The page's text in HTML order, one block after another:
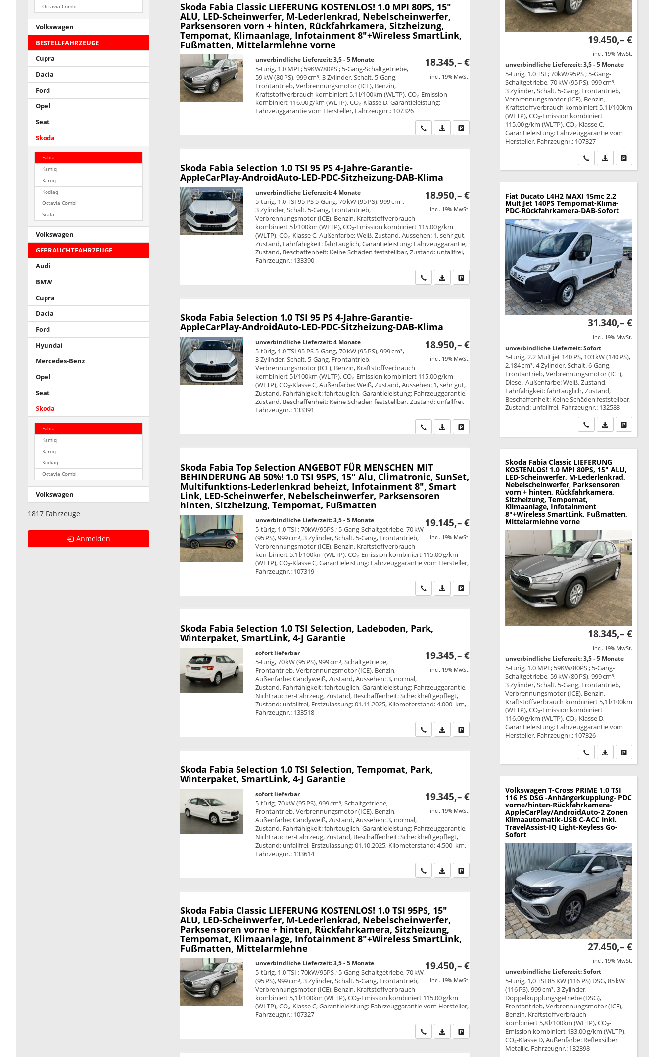
Skoda Fabia Classic LIEFERUNG KOSTENLOS! 1.0 MPI 80PS, 15"
ALU, LED-Scheinwerfer, M-Lederlenkrad, Nebelscheinwerfer,
Parksensoren vorn + hinten, Rückfahrkamera, Sitzheizung,
Tempomat, Klimaanlage, Infotainment 8"+Wireless SmartLink,
Fußmatten, Mittelarmlehne vorne
18.345,– €
incl. 19% MwSt.
unverbindliche Lieferzeit: 3,5 - 5 Monate
5-türig, 1.0 MPI ; 59KW/80PS ; 5-Gang-Schaltgetriebe,
59 kW (80 PS), 999 cm³, 3 Zylinder, Schalt. 5-Gang,
Frontantrieb, Verbrennungsmotor (ICE), Benzin,
Kraftstoffverbrauch kombiniert 5,1 l/100km (WLTP), CO₂-Emission
kombiniert 116.00 g/km (WLTP), CO₂-Klasse D, Garantieleistung:
Fahrzeuggarantie vom Hersteller, Fahrzeugnr.: 107326
Wir rufen Sie anPDF-Datei, Fahrzeugexposé drucken
Drucken, parken oder vergleichen
Skoda Fabia Selection 1.0 TSI 95 PS 4-Jahre-Garantie-
AppleCarPlay-AndroidAuto-LED-PDC-Sitzheizung-DAB-Klima
18.950,– €
incl. 19% MwSt.
unverbindliche Lieferzeit:4 Monate
5-türig, 1.0 TSI 95 PS 5-Gang, 70 kW (95 PS), 999 cm³,
3 Zylinder, Schalt. 5-Gang, Frontantrieb,
Verbrennungsmotor (ICE), Benzin, Kraftstoffverbrauch
kombiniert 5 l/100km (WLTP), CO₂-Emission kombiniert 115.00 g/km
(WLTP), CO₂-Klasse C, Außenfarbe: Weiß, Zustand, Aussehen: 1, sehr gut,
Zustand, Fahrfähigkeit: fahrtauglich, Garantieleistung: Fahrzeuggarantie,
Zustand, Beschaffenheit: Keine Schäden feststellbar, Zustand: unfallfrei,
Fahrzeugnr.: 133390
Wir rufen Sie anPDF-Datei, Fahrzeugexposé drucken
Drucken, parken oder vergleichen
Skoda Fabia Selection 1.0 TSI 95 PS 4-Jahre-Garantie-
AppleCarPlay-AndroidAuto-LED-PDC-Sitzheizung-DAB-Klima
18.950,– €
incl. 19% MwSt.
unverbindliche Lieferzeit:4 Monate
5-türig, 1.0 TSI 95 PS 5-Gang, 70 kW (95 PS), 999 cm³,
3 Zylinder, Schalt. 5-Gang, Frontantrieb,
Verbrennungsmotor (ICE), Benzin, Kraftstoffverbrauch
kombiniert 5 l/100km (WLTP), CO₂-Emission kombiniert 115.00 g/km
(WLTP), CO₂-Klasse C, Außenfarbe: Weiß, Zustand, Aussehen: 1, sehr gut,
Zustand, Fahrfähigkeit: fahrtauglich, Garantieleistung: Fahrzeuggarantie,
Zustand, Beschaffenheit: Keine Schäden feststellbar, Zustand: unfallfrei,
Fahrzeugnr.: 133391
Wir rufen Sie anPDF-Datei, Fahrzeugexposé drucken
Skoda Fabia Top Selection ANGEBOT FÜR MENSCHEN MIT
BEHINDERUNG AB 50%! 1.0 TSI 95PS, 15" Alu, Climatronic, SunSet,
Multifunktions-Lederlenkrad beheizt, Infotainment 8", Smart
Link, LED-Scheinwerfer, Nebelscheinwerfer, Parksensoren
hinten, Sitzheizung, Tempomat, Fußmatten
19.145,– €
incl. 19% MwSt.
unverbindliche Lieferzeit: 3,5 - 5 Monate
5-türig, 1.0 TSI ; 70kW/95PS ; 5-Gang-Schaltgetriebe, 70 kW
(95 PS), 999 cm³, 3 Zylinder, Schalt. 5-Gang, Frontantrieb,
Verbrennungsmotor (ICE), Benzin, Kraftstoffverbrauch
kombiniert 5,1 l/100km (WLTP), CO₂-Emission kombiniert 115.00 g/km
(WLTP), CO₂-Klasse C, Garantieleistung: Fahrzeuggarantie vom Hersteller,
Fahrzeugnr.: 107319
Wir rufen Sie anPDF-Datei, Fahrzeugexposé drucken
Drucken, parken oder vergleichen
Skoda Fabia Selection 1.0 TSI Selection, Ladeboden, Park,
Winterpaket, SmartLink, 4-J Garantie
19.345,– €
incl. 19% MwSt.
sofort lieferbar
5-türig, 70 kW (95 PS), 999 cm³, Schaltgetriebe,
Frontantrieb, Verbrennungsmotor (ICE), Benzin,
Außenfarbe: Candyweiß, Zustand, Aussehen: 3, normal,
Zustand, Fahrfähigkeit: fahrtauglich, Garantieleistung: Fahrzeuggarantie,
Nichtraucher-Fahrzeug, Zustand, Beschaffenheit: Scheckheftgepflegt,
Zustand: unfallfrei, Erstzulassung: 01.11.2025, Kilometerstand: 4.000 km,
Fahrzeugnr.: 133518
Wir rufen Sie anPDF-Datei, Fahrzeugexposé drucken
Drucken, parken oder vergleichen
Skoda Fabia Selection 1.0 TSI Selection, Tempomat, Park,
Winterpaket, SmartLink, 4-J Garantie
19.345,– €
incl. 19% MwSt.
sofort lieferbar
5-türig, 70 kW (95 PS), 999 cm³, Schaltgetriebe,
Frontantrieb, Verbrennungsmotor (ICE), Benzin,
Außenfarbe: Candyweiß, Zustand, Aussehen: 3, normal,
Zustand, Fahrfähigkeit: fahrtauglich, Garantieleistung: Fahrzeuggarantie,
Nichtraucher-Fahrzeug, Zustand, Beschaffenheit: Scheckheftgepflegt,
Zustand: unfallfrei, Erstzulassung: 01.10.2025, Kilometerstand: 4.500 km,
Fahrzeugnr.: 133614
Wir rufen Sie anPDF-Datei, Fahrzeugexposé drucken
Drucken, parken oder vergleichen
Skoda Fabia Classic LIEFERUNG KOSTENLOS! 1.0 TSI 95PS, 15"
ALU, LED-Scheinwerfer, M-Lederlenkrad, Nebelscheinwerfer,
Parksensoren vorne + hinten, Rückfahrkamera, Sitzheizung,
Tempomat, Klimaanlage, Infotainment 8"+Wireless SmartLink,
Fußmatten, Mittelarmlehne
19.450,– €
incl. 19% MwSt.
unverbindliche Lieferzeit: 3,5 - 5 Monate
5-türig, 1.0 TSI ; 70kW/95PS ; 5-Gang-Schaltgetriebe, 70 kW
(95 PS), 999 cm³, 3 Zylinder, Schalt. 5-Gang, Frontantrieb,
Verbrennungsmotor (ICE), Benzin, Kraftstoffverbrauch
kombiniert 5,1 l/100km (WLTP), CO₂-Emission kombiniert 115.00 g/km
(WLTP), CO₂-Klasse C, Garantieleistung: Fahrzeuggarantie vom Hersteller,
Fahrzeugnr.: 107327
Wir rufen Sie anPDF-Datei, Fahrzeugexposé drucken
Drucken, parken oder vergleichen
Octavia Combi
Volkswagen
BESTELLFAHRZEUGE
Cupra
Dacia
Ford
Opel
Seat
Skoda
Fabia
Kamiq
Karoq
Kodiaq
Octavia Combi
Scala
Volkswagen
GEBRAUCHTFAHRZEUGE
Audi
BMW
Cupra
Dacia
Ford
Hyundai
Mercedes-Benz
Opel
Seat
Skoda
Fabia
Kamiq
Karoq
Kodiaq
Octavia Combi
Volkswagen
1817 Fahrzeuge
Anmelden
19.450,– €
incl. 19% MwSt.
unverbindliche Lieferzeit: 3,5 - 5 Monate
5-türig, 1.0 TSI ; 70kW/95PS ; 5-Gang-
Schaltgetriebe, 70 kW (95 PS), 999 cm³,
3 Zylinder, Schalt. 5-Gang, Frontantrieb,
Verbrennungsmotor (ICE), Benzin,
Kraftstoffverbrauch kombiniert 5,1 l/100km
(WLTP), CO₂-Emission kombiniert
115.00 g/km (WLTP), CO₂-Klasse C,
Garantieleistung: Fahrzeuggarantie vom
Hersteller, Fahrzeugnr.: 107327
Wir rufen Sie an
PDF-Datei,Drucken,
Fiat Ducato L4H2 MAXI 15mc 2.2
MultiJet 140PS Tempomat-Klima-
PDC-Rückfahrkamera-DAB-Sofort
31.340,– €
incl. 19% MwSt.
unverbindliche Lieferzeit: Sofort
5-türig, 2.2 Multijet 140 PS, 103 kW (140 PS),
2.184 cm³, 4 Zylinder, Schalt. 6-Gang,
Frontantrieb, Verbrennungsmotor (ICE),
Diesel, Außenfarbe: Weiß, Zustand,
Fahrfähigkeit: fahrtauglich, Zustand,
Beschaffenheit: Keine Schäden feststellbar,
Zustand: unfallfrei, Fahrzeugnr.: 132583
Wir rufen Sie an
PDF-Datei,Drucken,
Skoda Fabia Classic LIEFERUNG
KOSTENLOS! 1.0 MPI 80PS, 15" ALU,
LED-Scheinwerfer, M-Lederlenkrad,
Nebelscheinwerfer, Parksensoren
vorn + hinten, Rückfahrkamera,
Sitzheizung, Tempomat,
Klimaanlage, Infotainment
8"+Wireless SmartLink, Fußmatten,
Mittelarmlehne vorne
18.345,– €
incl. 19% MwSt.
unverbindliche Lieferzeit: 3,5 - 5 Monate
5-türig, 1.0 MPI ; 59KW/80PS ; 5-Gang-
Schaltgetriebe, 59 kW (80 PS), 999 cm³,
3 Zylinder, Schalt. 5-Gang, Frontantrieb,
Verbrennungsmotor (ICE), Benzin,
Kraftstoffverbrauch kombiniert 5,1 l/100km
(WLTP), CO₂-Emission kombiniert
116.00 g/km (WLTP), CO₂-Klasse D,
Garantieleistung: Fahrzeuggarantie vom
Hersteller, Fahrzeugnr.: 107326
Wir rufen Sie an
PDF-Datei,Drucken,
Volkswagen T-Cross PRIME 1,0 TSI
116 PS DSG -Anhängerkupplung- PDC
vorne/hinten-Rückfahrkamera-
AppleCarPlay/AndroidAuto-2 Zonen
Klimaautomatik-USB C-ACC inkl.
TravelAssist-IQ Light-Keyless Go-
Sofort
27.450,– €
incl. 19% MwSt.
unverbindliche Lieferzeit: Sofort
5-türig, 1,0 TSI 85 KW (116 PS) DSG, 85 kW
(116 PS), 999 cm³, 3 Zylinder,
Doppelkupplungsgetriebe (DSG),
Frontantrieb, Verbrennungsmotor (ICE),
Benzin, Kraftstoffverbrauch
kombiniert 5,8 l/100km (WLTP), CO₂-
Emission kombiniert 133.00 g/km (WLTP),
CO₂-Klasse D, Außenfarbe: Reflexsilber
Metallic, Fahrzeugnr.: 132398